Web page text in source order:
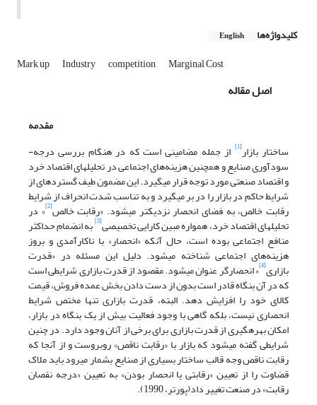
کلیدواژه‌ها English
Mark up Industry competition Marginal Cost
اصل مقاله
مقدمه
ساختار بازار[1]از جمله مضامینی است که در هنگام بررسی درجه­
سودآوری صنایع و همچنین هزینه‌های اجتماعی در تحلیل­های اقتصاد خرد
و اقتصاد صنعتی مورد توجه قرار می­گیرد. این مضمون طیف گسترده­ای از
شرایط حاکم در بازار را در بر می­گیرد و به تناسب شدت انحراف از شرایط
رقابت خالص، به فضای انحصار نزدیک­تر می­شود. «رقابت خالص[2] » در
تحلیل­های اقتصاد خرد، همواره مبین کارایی تخصیصی[3] به انضمام حداکثر
منافع اجتماعی بوده است، حال آنکه «انحصار» با ناکارآمدی و بروز
هزینه‌های اجتماعی شناخته می­شود. دلیل این مسئله در «قدرت
بازاری[4] » انحصارگر عنوان می­شود. مقصود از قدرت بازاری شرایطی است
که در آن بنگاه قادر است بدون از دست دادن بخش عمده­ فروش، قیمت
کالای خود را افزایش دهد. البته، قدرت بازاری تنها مختص شرایط
انحصاری نیست، بلکه گاهی با وجود فعالیت بیش از یک بنگاه در بازار،
امکان بهره­گیری از قدرت بازاری برای برخی از آنان وجود دارد. در چنین
شرایطی گفته می­شود که بازار با «رقابت ناقص» روبروست و از آنجا که
رقابت ناقص وجه قالب ساختار بسیاری از صنایع بشمار می­رود باید ملاک
قضاوت را از تعیین «رقابتی یا انحصار بودن» به تعیین «درجه­ نقصان
رقابت» در صنعت تغییر داد(پورتر، 1990).